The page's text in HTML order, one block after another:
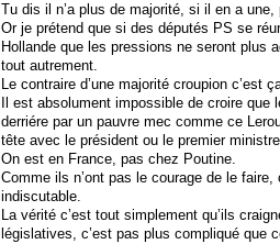
Tu dis il n’a plus de majorité, si il en a
Or je prétend que si des députés PS se
Hollande que les pressions ne seront plus
tout autrement.
Le contraire d’une majorité croupion c’est
Il est absolument impossible de croire
derriére par un pauvre mec comme ce
tête avec le président ou le premier
On est en France, pas chez Poutine.
Comme ils n’ont pas le courage de le
indiscutable.
La vérité c’est tout simplement qu’ils
législatives, c’est pas plus compliqué que